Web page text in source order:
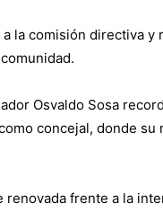
la comisión directiva
Osvaldo Sosa
concejal, donde
renovada frente a la